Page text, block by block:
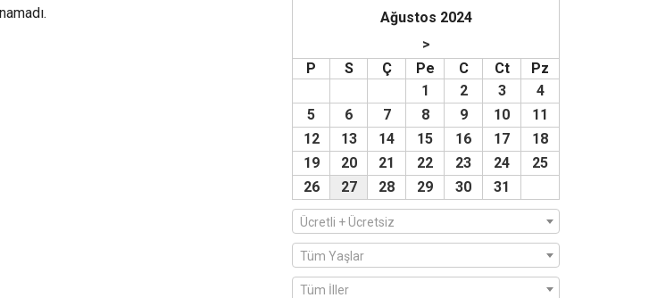
Ağustos 2024
>
P
S Ç Pe C Ct
Pz
1
2 3
4
5
6 7 8 9 10
11
12
13 14 15 16 17
18
19
20 21 22 23 24
25
26
27 28 29 30 31
Ücretli + Ücretsiz
Tüm Yaşlar
Tüm İller